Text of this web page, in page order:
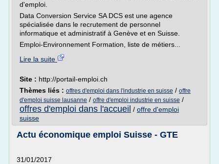
d'emploi.
Data Conversion Service SA DCS est une agence
spécialisée dans le recrutement de personnel
informatique et administratif à Genève et en Suisse.
Emploi-Environnement Formation, liste de métiers...
Lire la suite
Site : http://portail-emploi.ch
Thèmes liés : offres d'emploi dans l'industrie en suisse / offre
d'emploi suisse lausanne / offre d'emploi industrie en suisse /
offres d'emploi dans l'accueil / offre d'emploi
suisse
Actu économique emploi Suisse - GTE
31/01/2017